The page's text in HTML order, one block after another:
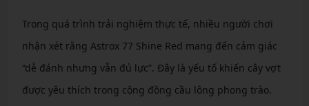
Trong quá trình trải nghiệm thực tế, nhiều người chơi
nhận xét rằng Astrox 77 Shine Red mang đến cảm giác
“dễ đánh nhưng vẫn đủ lực”. Đây là yếu tố khiến cây vợt
được yêu thích trong cộng đồng cầu lông phong trào.